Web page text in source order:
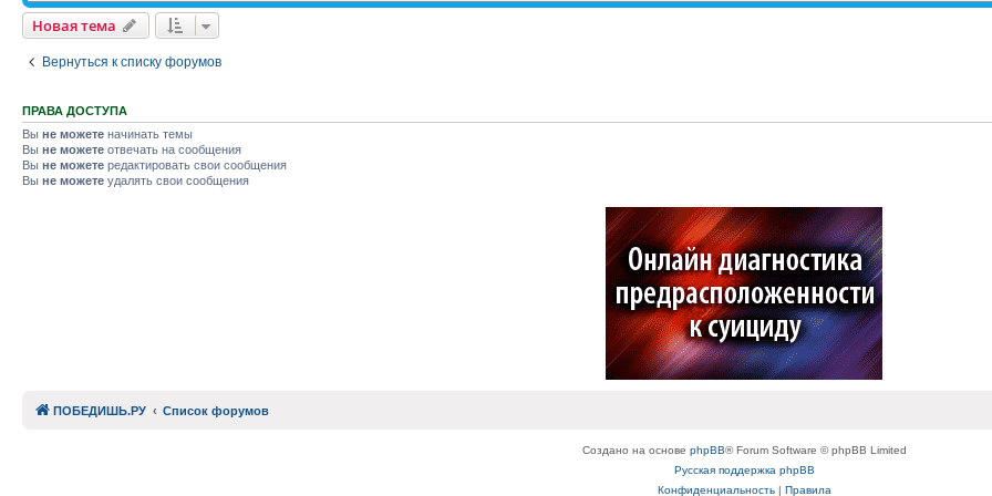
Новая тема
Вернуться к списку форумов
ПРАВА ДОСТУПА
Вы не можете начинать темы
Вы не можете отвечать на сообщения
Вы не можете редактировать свои сообщения
Вы не можете удалять свои сообщения
ПОБЕДИШЬ.РУ Список форумов
Создано на основе phpBB® Forum Software © phpBB Limited
Русская поддержка phpBB
Конфиденциальность| Правила